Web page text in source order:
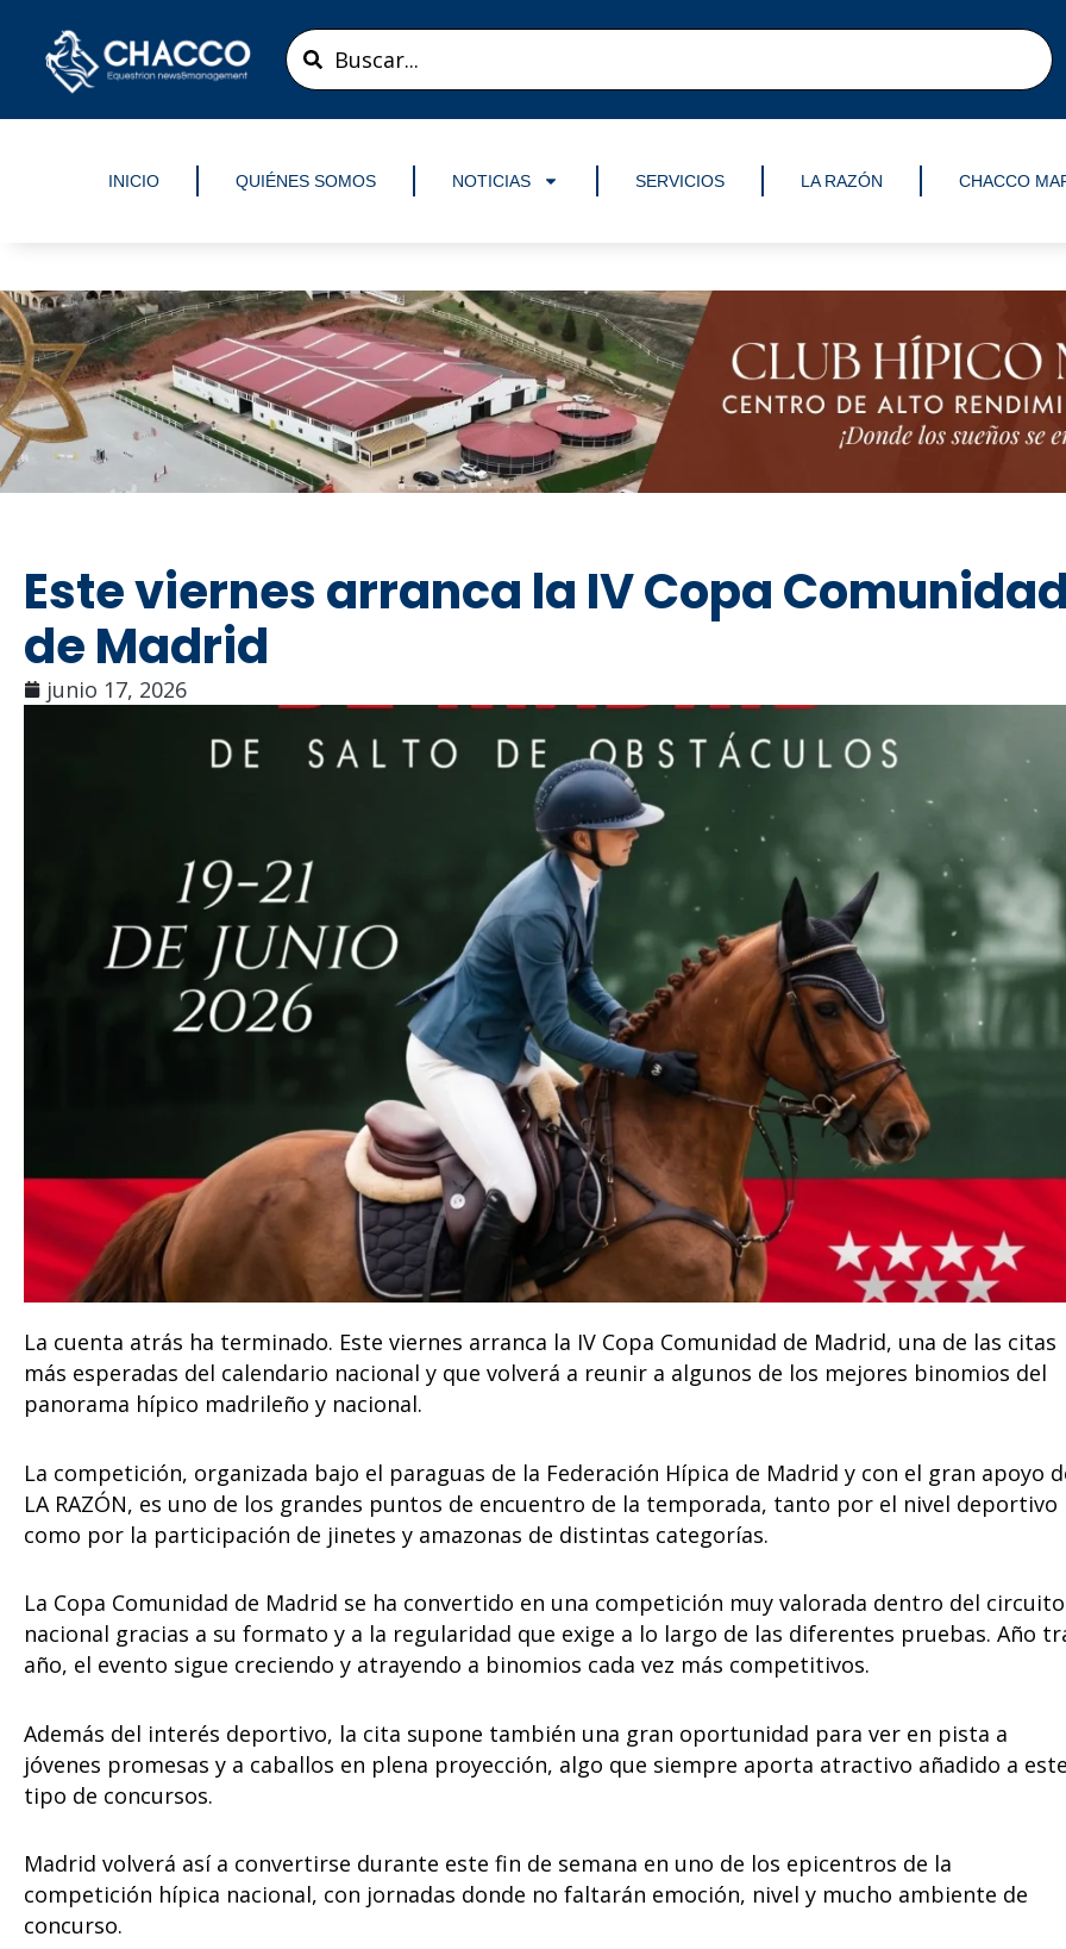
contenido
Search
...
INICIO QUIÉNES SOMOS NOTICIAS SERVICIOS LA RAZÓN CHACCO
Este viernes arranca la IV Copa
de Madrid
junio 17, 2026
La cuenta atrás ha terminado. Este viernes arranca la IV Copa Comunidad de Madrid, una de las citas
más esperadas del calendario nacional y que volverá a reunir a algunos de los mejores binomios del
panorama hípico madrileño y nacional.
La competición, organizada bajo el paraguas de la Federación Hípica de Madrid y con el gran apoyo
LA RAZÓN, es uno de los grandes puntos de encuentro de la temporada, tanto por el nivel deportivo
como por la participación de jinetes y amazonas de distintas categorías.
La Copa Comunidad de Madrid se ha convertido en una competición muy valorada dentro del circuito
nacional gracias a su formato y a la regularidad que exige a lo largo de las diferentes pruebas. Año
año, el evento sigue creciendo y atrayendo a binomios cada vez más competitivos.
Además del interés deportivo, la cita supone también una gran oportunidad para ver en pista a
jóvenes promesas y a caballos en plena proyección, algo que siempre aporta atractivo añadido a
tipo de concursos.
Madrid volverá así a convertirse durante este fin de semana en uno de los epicentros de la
competición hípica nacional, con jornadas donde no faltarán emoción, nivel y mucho ambiente de
concurso.